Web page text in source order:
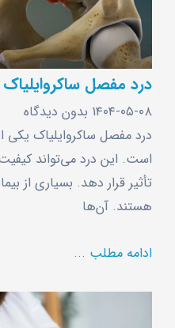
درد مفصل ساکروایلیاک
۱۴۰۴-۰۵-۰۸ بدون دیدگاه
درد مفصل ساکروایلیاک یکی
است. این درد می‌تواند
تأثیر قرار دهد. بسیاری از
هستند. آن‌ها
ادامه مطلب ...